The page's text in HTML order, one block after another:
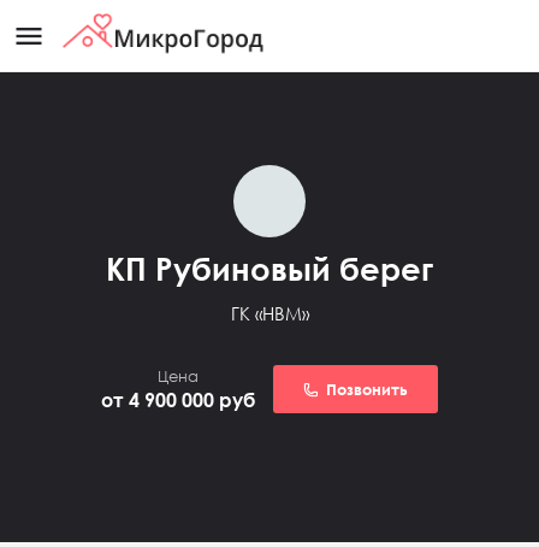
menu
КП Рубиновый берег
ГК «HBM»
Цена
от 4 900 000 руб Позвонить